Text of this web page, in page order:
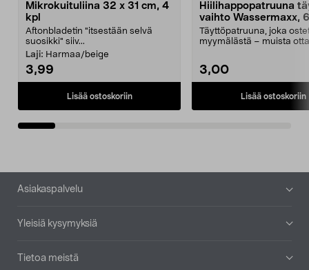
Mikrokuituliina 32 x 31 cm, 4
kpl
Aftonbladetin "itsestään selvä
suosikki" siiv...
Laji: Harmaa/beige
3,99
Lisää ostoskoriin
Hiilihappopatruuna
vaihto Wassermaxx,
Täyttöpatruuna, joka
myymälästä – muista
3,00
Lisää ostoskoriin
Alatunniste
Asiakaspalvelu
Yleisiä kysymyksiä
Tietoa meistä